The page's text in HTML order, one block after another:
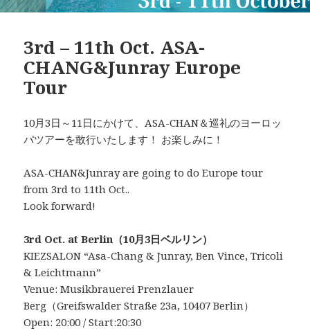
3rd – 11th Oct. ASA-
CHANG&Junray Europe
Tour
10月3日～11日にかけて、ASA-CHAN＆巡礼のヨーロッ
パツアーを敢行いたします！ お楽しみに！
ASA-CHAN&Junray are going to do Europe tour
from 3rd to 11th Oct..
Look forward!
3rd Oct. at Berlin（10月3日ベルリン）
KIEZSALON “Asa-Chang & Junray, Ben Vince, Tricoli
& Leichtmann”
Venue: Musikbrauerei Prenzlauer
Berg（Greifswalder Straße 23a, 10407 Berlin）
Open: 20:00 / Start:20:30